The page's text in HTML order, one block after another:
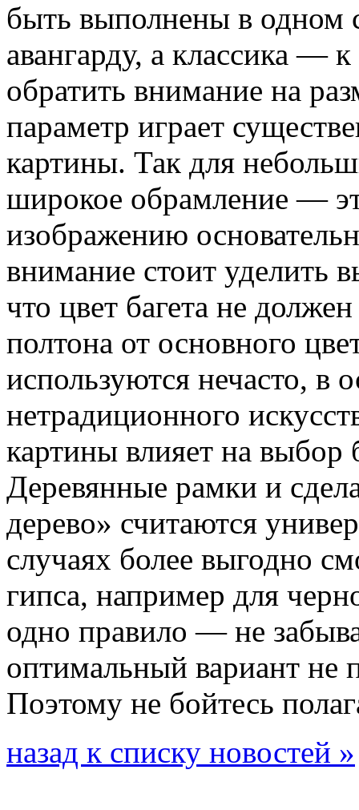
быть выполнены в одном
авангарду, а классика —
обратить внимание на
параметр играет
картины. Так для
широкое обрамление —
изображению
внимание стоит уделить
что цвет багета не
полтона от основного
используются нечасто, в
нетрадиционного
картины влияет на выбор
Деревянные рамки и
дерево» считаются
случаях более выгодно
гипса, например для
одно правило — не
оптимальный вариант не
Поэтому не бойтесь
назад к списку новостей »